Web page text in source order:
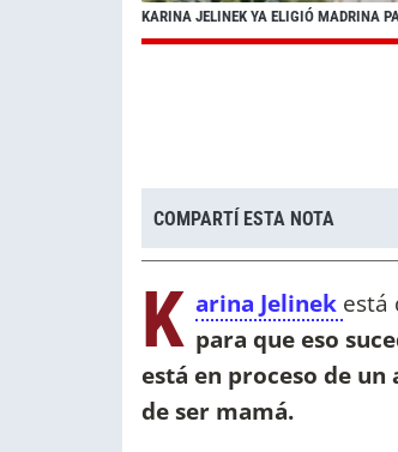
KARINA JELINEK YA ELIGIÓ MADRINA
COMPARTÍ ESTA NOTA
K arina Jelinek está
para que eso
está en proceso de
de ser mamá.